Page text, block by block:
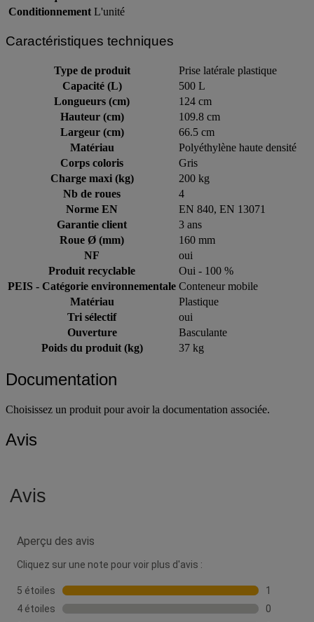
Conditionnement L'unité
Caractéristiques techniques
Type de produit
Prise latérale plastique
Capacité (L)
500 L
Longueurs (cm)
124 cm
Hauteur (cm)
109.8 cm
Largeur (cm)
66.5 cm
Matériau
Polyéthylène haute densité
Corps coloris
Gris
Charge maxi (kg)
200 kg
Nb de roues
4
Norme EN
EN 840, EN 13071
Garantie client
3 ans
Roue Ø (mm)
160 mm
NF
oui
Produit recyclable
Oui - 100 %
PEIS - Catégorie environnementale Conteneur mobile
Matériau
Plastique
Tri sélectif
oui
Ouverture
Basculante
Poids du produit (kg)
37 kg
Documentation
Choisissez un produit pour avoir la documentation associée.
Avis